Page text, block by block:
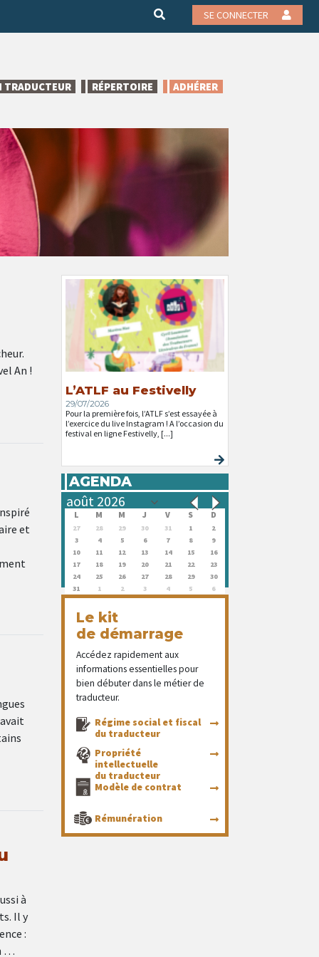
SE CONNECTER
TRADUCTEUR RÉPERTOIRE ADHÉRER
An !
et
à
Il y
:
…
L’ATLF au Festivelly
29/07/2026
Pour la première fois, l’ATLF s’est essayée à
l’exercice du live Instagram ! A l’occasion du
festival en ligne Festivelly, [...]
AGENDA
L M M J V S D
27 28 29 30 31 1
2
3
4 5 6 7 8
9
10
11 12 13 14 15
16
17
18 19 20 21 22
23
24
25 26 27 28 29
30
31
1 2 3 4 5 6
Le kit
de démarrage
Accédez rapidement aux
informations essentielles pour
bien débuter dans le métier de
traducteur.
Régime social et fiscal
du traducteur
Propriété
intellectuelle
du traducteur
Modèle de contrat
Rémunération